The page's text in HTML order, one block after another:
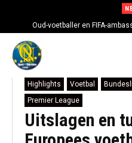
Oud-voetballer en FIFA-
Highlights Voetbal
Premier League
Uitslagen en